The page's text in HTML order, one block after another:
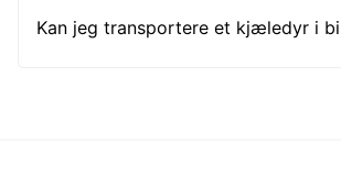
Kan jeg transportere et kjæledyr i